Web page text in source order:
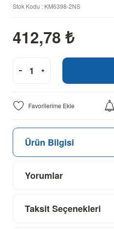
Stok Kodu : KM6398-2NS
412,78 ₺
Ürün Bilgisi
Yorumlar
Taksit Seçenekleri